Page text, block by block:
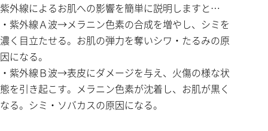
紫外線によるお肌への影響を簡単に説明しますと…
・紫外線Ａ波→メラニン色素の合成を増やし、シミを
濃く目立たせる。お肌の弾力を奪いシワ・たるみの原
因になる。
・紫外線Ｂ波→表皮にダメージを与え、火傷の様な状
態を引き起こす。メラニン色素が沈着し、お肌が黒く
なる。シミ・ソバカスの原因になる。